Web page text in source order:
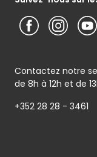
Contactez notre
de 8h à 12h et de
+352 28 28 - 3461